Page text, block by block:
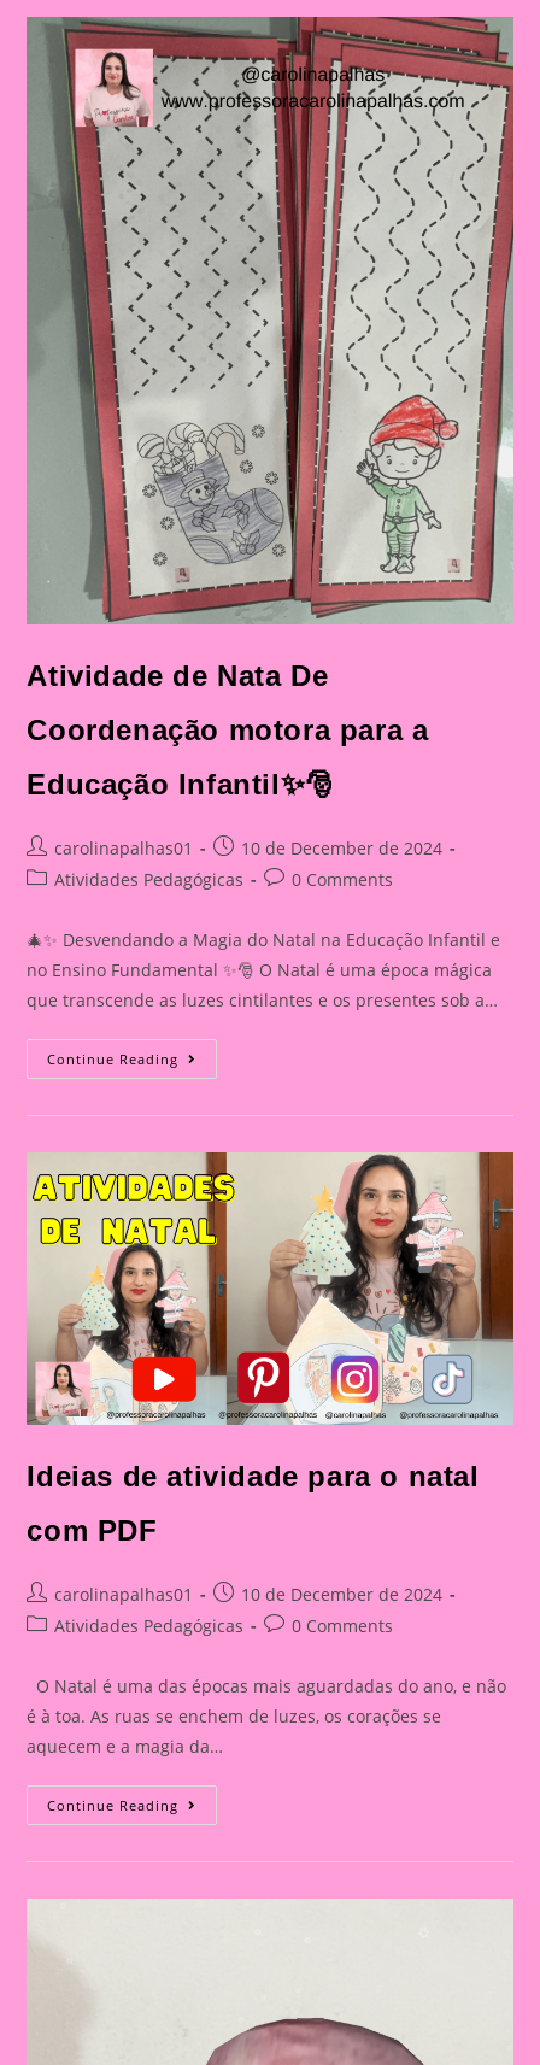
Imprimir
Atividade de Nata De
Coordenação motora para a
Educação Infantil✨🎅
Post
author:
carolinapalhas01
Post
published:
10 de December de 2024
PostAtividades Pedagógicas
Post0 Comments
🎄✨ Desvendando a Magia do Natal na Educação Infantil e
no Ensino Fundamental ✨🎅 O Natal é uma época mágica
que transcende as luzes cintilantes e os presentes sob a…
Continue Reading Atividade
De
Para
A
Educação
Infantil✨
🎅
Ideias de atividade para o natal
com PDF
Post
author:
carolinapalhas01
Post
published:
10 de December de 2024
PostAtividades Pedagógicas
Post0 Comments
O Natal é uma das épocas mais aguardadas do ano, e não
é à toa. As ruas se enchem de luzes, os corações se
aquecem e a magia da…
Continue Reading Ideias
De
Para